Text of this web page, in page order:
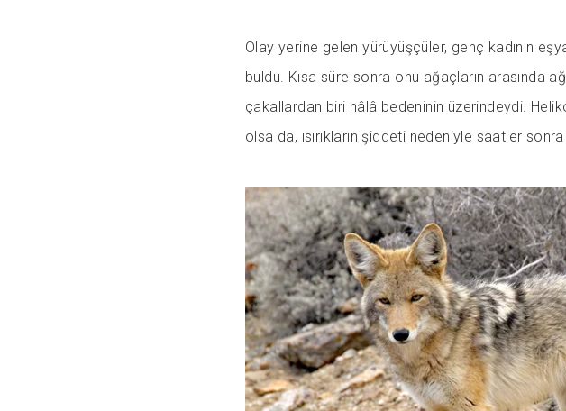
Olay yerine gelen yürüyüşçüler, genç kadının
buldu. Kısa süre sonra onu ağaçların arasında
çakallardan biri hâlâ bedeninin üzerindeydi.
olsa da, ısırıkların şiddeti nedeniyle saatler